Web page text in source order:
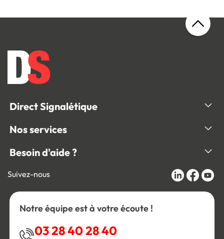
Direct Signalétique
Nos services
Besoin d'aide ?
Suivez-nous
Notre équipe est à votre écoute !
03 28 40 28 40